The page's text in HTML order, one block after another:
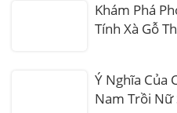
Khám Phá
Tính Xà Gỗ
Ý Nghĩa Của
Nam Trồi Nữ